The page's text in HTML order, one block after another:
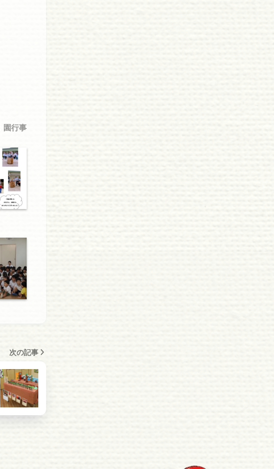
園行事
次の記事